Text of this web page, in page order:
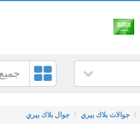
جوالات بلاك بيري جوال بلاك بيري